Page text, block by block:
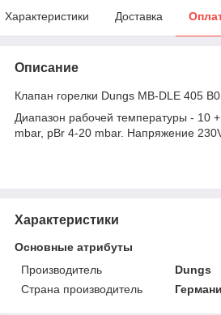
Характеристики Доставка
Описание
Клапан горелки Dungs MB-DLE 405
Диапазон рабочей температуры - 10
mbar, pBr 4-20 mbar. Напряжение
Характеристики
Основные атрибуты
Производитель
Dungs
Страна производитель